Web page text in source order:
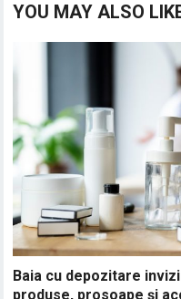
YOU MAY ALSO
Baia cu depozitare
produse, prosoape și